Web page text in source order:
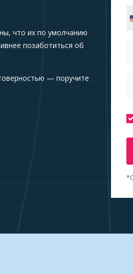
что их по умолчанию
позаботиться об
— поручите